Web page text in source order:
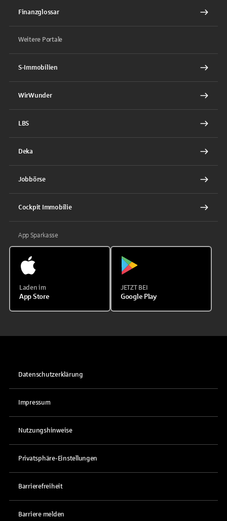
Finanzglossar
Weitere Portale
S-Immobilien
WirWunder
LBS
Deka
Jobbörse
Cockpit Immobilie
App Sparkasse
Laden im
App Store
JETZT BEI
Google Play
Datenschutzerklärung
Impressum
Nutzungshinweise
Privatsphäre-Einstellungen
Barrierefreiheit
Barriere melden